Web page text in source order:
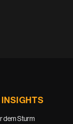
dem Sturm